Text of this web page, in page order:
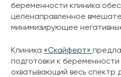
беременности клиника
целенаправленное
минимизирующее
Клиника «Скайферт»
подготовки к беременности
охватывающий весь спектр